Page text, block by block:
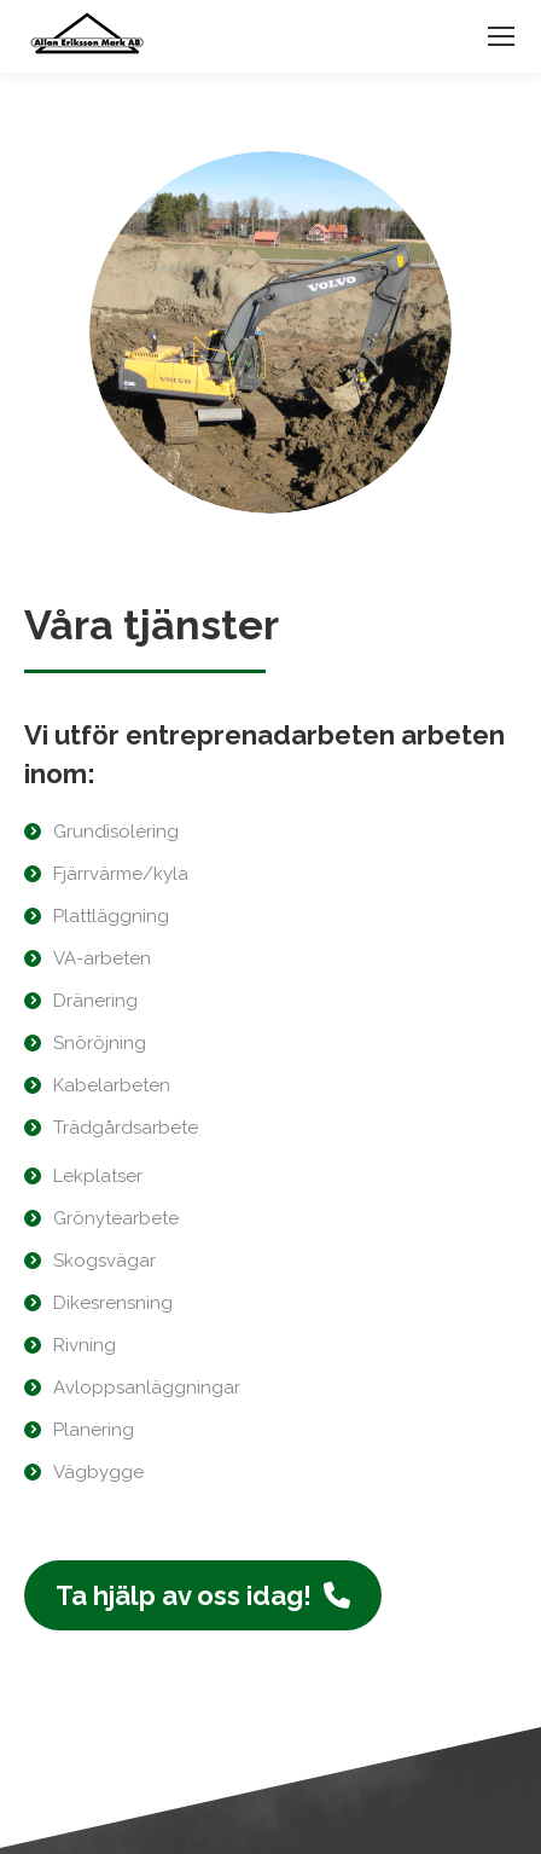
Våra tjänster
Vi utför entreprenadarbeten arbeten
inom:
Grundisolering
Fjärrvärme/kyla
Plattläggning
VA-arbeten
Dränering
Snöröjning
Kabelarbeten
Trädgårdsarbete
Lekplatser
Grönytearbete
Skogsvägar
Dikesrensning
Rivning
Avloppsanläggningar
Planering
Vägbygge
Ta hjälp av oss idag!